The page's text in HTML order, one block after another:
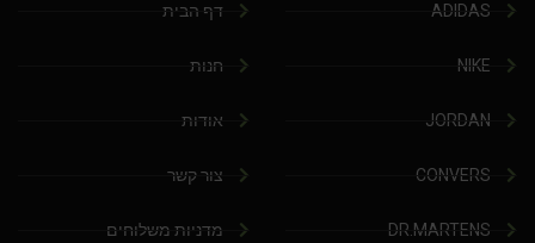
ADIDAS
NIKE
JORDAN
CONVERS
DR.MARTENS
דף הבית
חנות
אודות
צור קשר
מדניות משלוחים